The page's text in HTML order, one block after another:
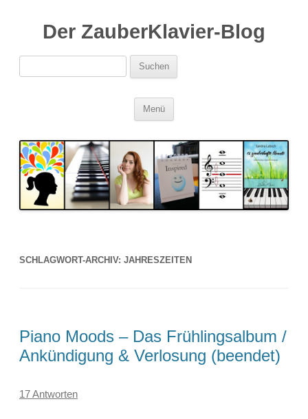
Der ZauberKlavier-Blog
Suchen
nach:
Menü
SCHLAGWORT-ARCHIV: JAHRESZEITEN
Piano Moods – Das Frühlingsalbum /
Ankündigung & Verlosung (beendet)
17 Antworten